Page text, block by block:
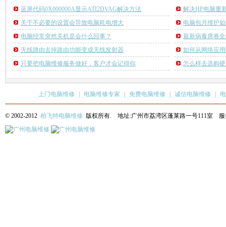
蓝屏代码0X000000A显示ATI2DVAG解决方法
解决HP电脑重
关于不必要的设置会导致电脑耗电增大
电脑包月维护
电脑经常突然关机是会什么回事？
最新病毒席卷
无线路由去掉路由功能变成无线发射器
如何从网络应
只要把电脑维修服务做好，客户才会记得你
怎么样去选购
上门电脑维修 电脑维修专家 免费电脑维修 诚信电脑维修
© 2002-2012 柏飞特电脑维修 版权所有. 地址:广州市荔湾区蓬莱路一号111室 服